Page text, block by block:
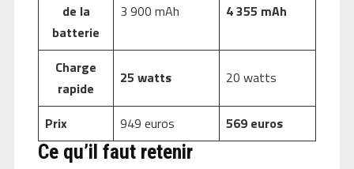
de la
batterie
3 900 mAh 4 355 mAh
Charge
rapide
25 watts 20 watts
Prix 949 euros 569 euros
Ce qu’il faut retenir